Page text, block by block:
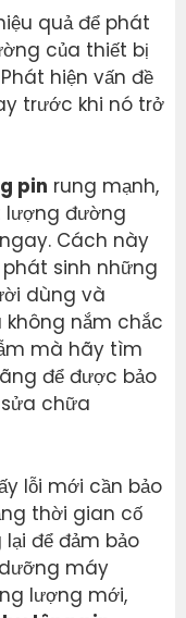
quả để phát
của thiết bị
hiện vấn đề
trước khi nó trở
pin rung mạnh,
lượng đường
Cách này
sinh những
dùng và
không nắm chắc
mà hãy tìm
để được bảo
chữa
lỗi mới cần bảo
thời gian cố
để đảm bảo
máy
lượng mới,